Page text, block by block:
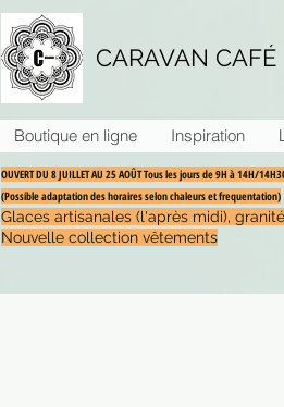
CARAVAN CAFÉ
Boutique en ligne Inspiration
OUVERT DU 8 JUILLET AU 25 AOÛT Tous les jours de 9H à 14H/
(Possible adaptation des horaires selon chaleurs et frequentation)
Glaces artisanales (l'après midi),
Nouvelle collection vêtements